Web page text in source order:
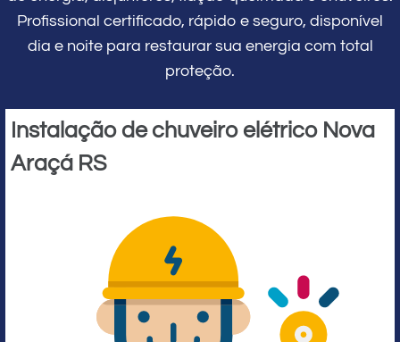
Profissional certificado, rápido e seguro, disponível
dia e noite para restaurar sua energia com total
proteção.
Instalação de chuveiro elétrico Nova
Araçá RS